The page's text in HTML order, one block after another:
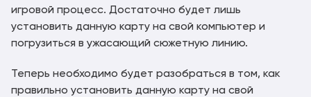
игровой процесс. Достаточно будет лишь
установить данную карту на свой компьютер и
погрузиться в ужасающий сюжетную линию.
Теперь необходимо будет разобраться в том, как
правильно установить данную карту на свой